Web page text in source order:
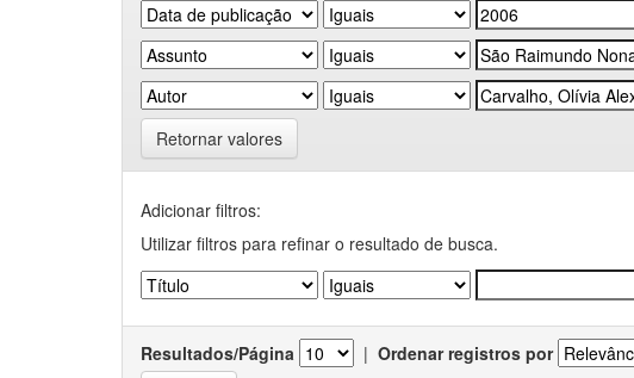
Retornar valores
Adicionar filtros:
Utilizar filtros para refinar o resultado de busca.
Resultados/Página | Ordenar registros por